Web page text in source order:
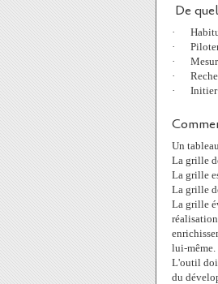
De
·
·
·
·
·
Initier
Un
La grille
La grille
La grille
La grille
lui-même.
L'outil
du